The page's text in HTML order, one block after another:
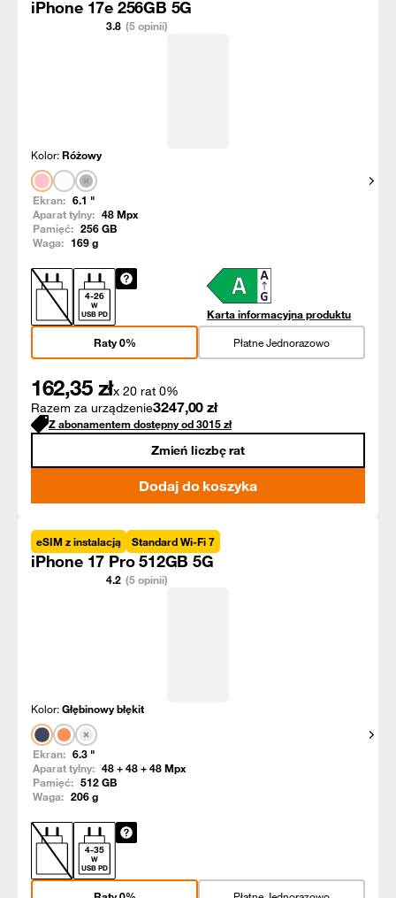
iPhone 17e 256GB 5G
3.8 (5 opinii)
Kolor:Różowy
Ekran: 6.1 "
Aparat tylny: 48Mpx
Pamięć: 256GB
Waga: 169g
4-26
W
USB PD
Karta informacyjna produktu
Płatne Jednorazowo
Raty 0%
162,35 złx 20 rat 0%
Razem za urządzenie3247,00 zł
Z abonamentem dostępny od3015zł
Zmień liczbę rat
Dodaj do koszyka
eSIM z instalacją Standard Wi-Fi 7
iPhone 17 Pro 512GB 5G
4.2 (5 opinii)
Kolor:Głębinowy błękit
Ekran: 6.3 "
Aparat tylny: 48 + 48 + 48Mpx
Pamięć: 512GB
Waga: 206g
4-35
W
USB PD